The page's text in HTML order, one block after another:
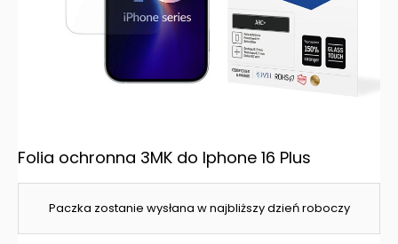
Paczka zostanie wysłana w najbliższy dzień roboczy
Folia ochronna 3MK do Iphone 16 Plus